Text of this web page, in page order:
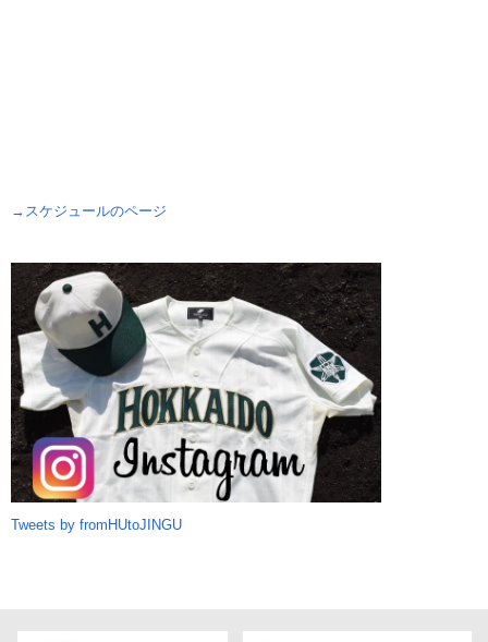
→スケジュールのページ
Tweets by fromHUtoJINGU